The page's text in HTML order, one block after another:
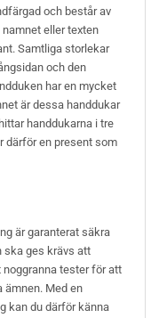
och består av
namnet eller texten
Samtliga storlekar
och den
har en mycket
är dessa handdukar
handdukarna i tre
därför en present som
är garanterat säkra
ska ges krävs att
tester för att
ämnen. Med en
kan du därför känna